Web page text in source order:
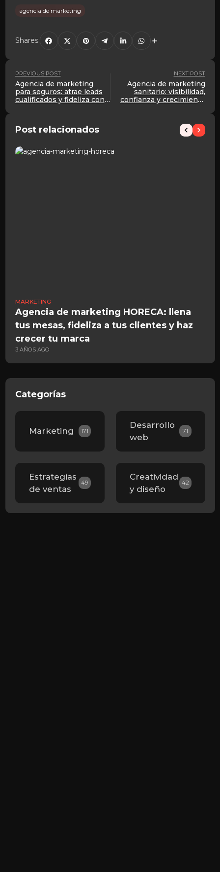
agencia de marketing
Shares:
PREVIOUS POST
Agencia de marketing
para seguros: atrae leads
cualificados y fideliza con
NEXT POST
Agencia de marketing
sanitario: visibilidad,
confianza y crecimiento
Post relacionados
MARKETING
Agencia de marketing HORECA: llena
tus mesas, fideliza a tus clientes y haz
crecer tu marca
3 AÑOS AGO
Categorías
Marketing 171
Desarrollo
web
71
Estrategias
de ventas
49
Creatividad
y diseño
42